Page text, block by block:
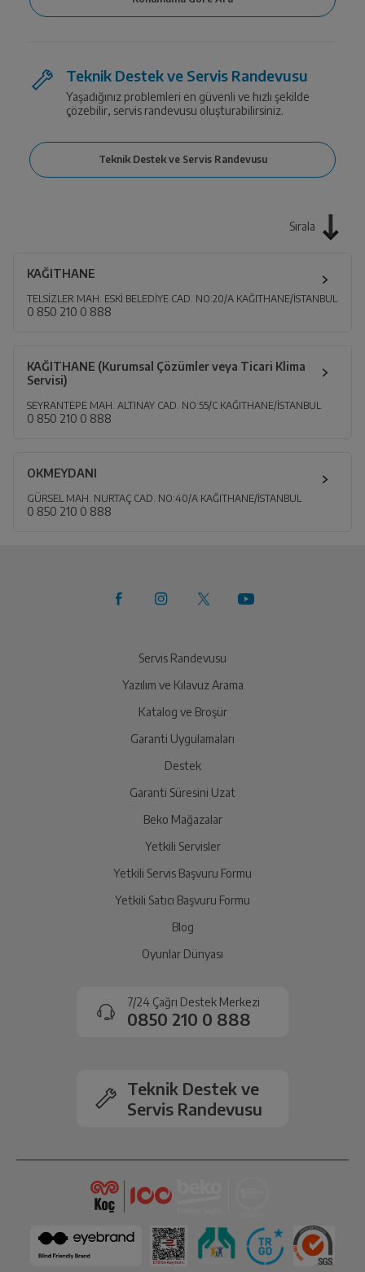
Teknik Destek ve Servis Randevusu
Yaşadığınız problemleri en güvenli ve hızlı şekilde
çözebilir, servis randevusu oluşturabilirsiniz.
Sırala
KAĞITHANE
TELSİZLER MAH. ESKİ BELEDİYE CAD. NO:20/A KAĞITHANE/İSTANBUL
0 850 210 0 888
KAĞITHANE (Kurumsal Çözümler veya Ticari Klima
Servisi)
SEYRANTEPE MAH. ALTINAY CAD. NO:55/C KAĞITHANE/İSTANBUL
0 850 210 0 888
OKMEYDANI
GÜRSEL MAH. NURTAÇ CAD. NO:40/A KAĞITHANE/İSTANBUL
0 850 210 0 888
Servis Randevusu
Yazılım ve Kılavuz Arama
Katalog ve Broşür
Garanti Uygulamaları
Destek
Garanti Süresini Uzat
Beko Mağazalar
Yetkili Servisler
Yetkili Servis Başvuru Formu
Yetkili Satıcı Başvuru Formu
Blog
Oyunlar Dünyası
7/24 Çağrı Destek Merkezi
0850 210 0 888
Teknik Destek ve
Servis Randevusu